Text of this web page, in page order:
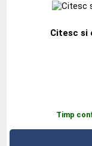
Citesc si
Timp